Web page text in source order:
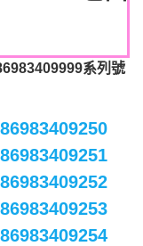
系列號